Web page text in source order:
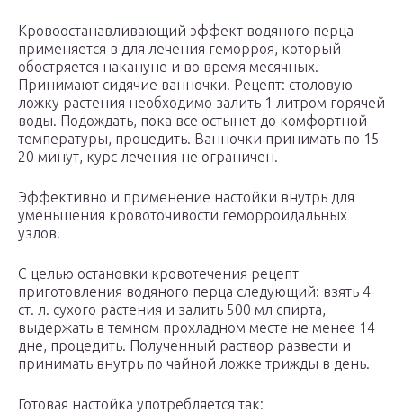
Кровоостанавливающий эффект водяного перца
применяется в для лечения геморроя, который
обостряется накануне и во время месячных.
Принимают сидячие ванночки. Рецепт: столовую
ложку растения необходимо залить 1 литром горячей
воды. Подождать, пока все остынет до комфортной
температуры, процедить. Ванночки принимать по 15-
20 минут, курс лечения не ограничен.
Эффективно и применение настойки внутрь для
уменьшения кровоточивости геморроидальных
узлов.
С целью остановки кровотечения рецепт
приготовления водяного перца следующий: взять 4
ст. л. сухого растения и залить 500 мл спирта,
выдержать в темном прохладном месте не менее 14
дне, процедить. Полученный раствор развести и
принимать внутрь по чайной ложке трижды в день.
Готовая настойка употребляется так: